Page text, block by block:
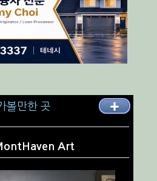
볼만한 곳 ✚
in Memphis